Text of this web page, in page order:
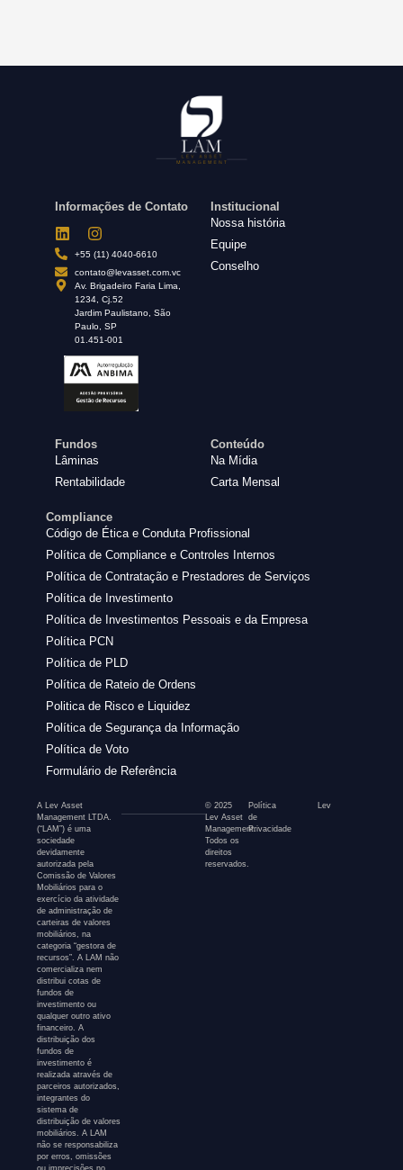
Informações de Contato
+55 (11) 4040-6610
contato@levasset.com.vc
Av. Brigadeiro Faria Lima,
1234, Cj.52
Jardim Paulistano, São
Paulo, SP
01.451-001
Institucional
Nossa história
Equipe
Conselho
Fundos
Lâminas
Rentabilidade
Conteúdo
Na Mídia
Carta Mensal
Compliance
Código de Ética e Conduta Profissional
Política de Compliance e Controles Internos
Política de Contratação e Prestadores de Serviços
Política de Investimento
Política de Investimentos Pessoais e da Empresa
Política PCN
Política de PLD
Política de Rateio de Ordens
Politica de Risco e Liquidez
Política de Segurança da Informação
Política de Voto
Formulário de Referência
A Lev Asset
Management LTDA.
(“LAM”) é uma
sociedade
devidamente
autorizada pela
Comissão de Valores
Mobiliários para o
exercício da atividade
de administração de
carteiras de valores
mobiliários, na
categoria “gestora de
recursos”. A LAM não
comercializa nem
distribui cotas de
fundos de
investimento ou
qualquer outro ativo
financeiro. A
distribuição dos
fundos de
investimento é
realizada através de
parceiros autorizados,
integrantes do
sistema de
distribuição de valores
mobiliários. A LAM
não se responsabiliza
por erros, omissões
© 2025
Lev Asset
Management.
Todos os
direitos
reservados.
Política
de
Privacidade
Lev